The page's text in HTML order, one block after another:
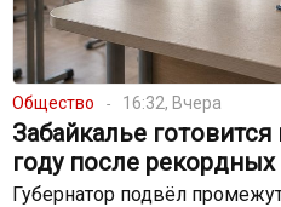
Общество 16:32, Вчера
Забайкалье
году после
Губернатор подвёл